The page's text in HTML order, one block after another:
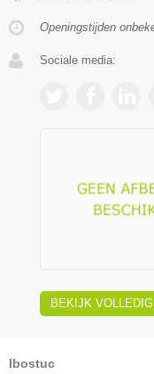
Openingstijden
Sociale media:
BEKIJK VOLLEDIG
Ibostuc